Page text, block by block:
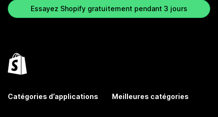
Essayez Shopify gratuitement pendant 3 jours
Catégories d’applications Meilleures catégories